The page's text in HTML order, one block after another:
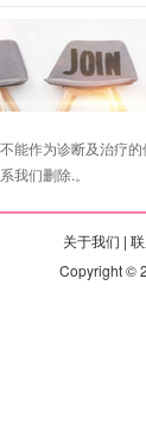
能作为诊断及治疗
我们删除.。
关于我们 |
Copyright ©